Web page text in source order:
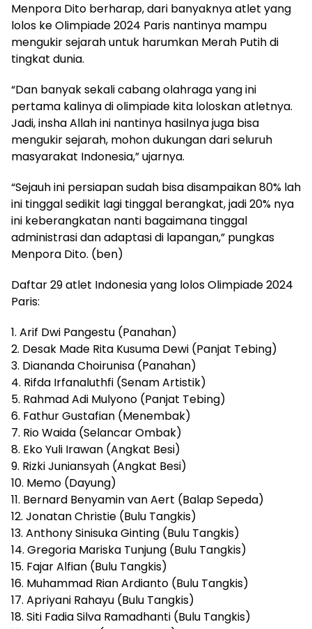
Menpora Dito berharap, dari banyaknya atlet yang
lolos ke Olimpiade 2024 Paris nantinya mampu
mengukir sejarah untuk harumkan Merah Putih di
tingkat dunia.
“Dan banyak sekali cabang olahraga yang ini
pertama kalinya di olimpiade kita loloskan atletnya.
Jadi, insha Allah ini nantinya hasilnya juga bisa
mengukir sejarah, mohon dukungan dari seluruh
masyarakat Indonesia,” ujarnya.
“Sejauh ini persiapan sudah bisa disampaikan 80% lah
ini tinggal sedikit lagi tinggal berangkat, jadi 20% nya
ini keberangkatan nanti bagaimana tinggal
administrasi dan adaptasi di lapangan,” pungkas
Menpora Dito. (ben)
Daftar 29 atlet Indonesia yang lolos Olimpiade 2024
Paris:
1. Arif Dwi Pangestu (Panahan)
2. Desak Made Rita Kusuma Dewi (Panjat Tebing)
3. Diananda Choirunisa (Panahan)
4. Rifda Irfanaluthfi (Senam Artistik)
5. Rahmad Adi Mulyono (Panjat Tebing)
6. Fathur Gustafian (Menembak)
7. Rio Waida (Selancar Ombak)
8. Eko Yuli Irawan (Angkat Besi)
9. Rizki Juniansyah (Angkat Besi)
10. Memo (Dayung)
11. Bernard Benyamin van Aert (Balap Sepeda)
12. Jonatan Christie (Bulu Tangkis)
13. Anthony Sinisuka Ginting (Bulu Tangkis)
14. Gregoria Mariska Tunjung (Bulu Tangkis)
15. Fajar Alfian (Bulu Tangkis)
16. Muhammad Rian Ardianto (Bulu Tangkis)
17. Apriyani Rahayu (Bulu Tangkis)
18. Siti Fadia Silva Ramadhanti (Bulu Tangkis)